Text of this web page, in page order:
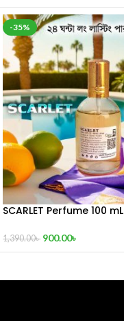
-35%
SCARLET Perfume 100 mL
1,390.00৳ 900.00৳